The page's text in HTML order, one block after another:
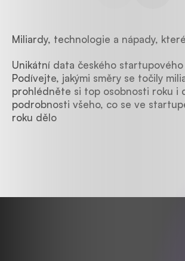
Miliardy, technologie a nápady,
Unikátní data českého startupového
Podívejte, jakými směry se točily
prohlédněte si top osobnosti roku i
podrobnosti všeho, co se ve
roku dělo